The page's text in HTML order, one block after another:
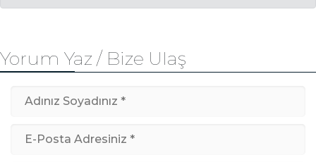
Yorum Yaz / Bize Ulaş